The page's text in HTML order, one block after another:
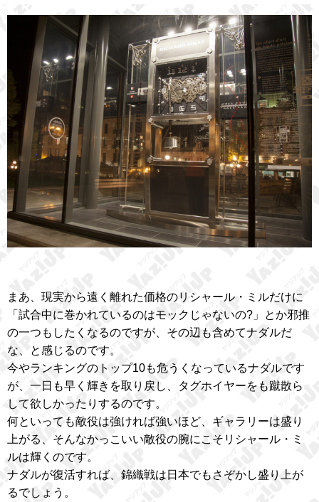
まあ、現実から遠く離れた価格のリシャール・ミルだけに
「試合中に巻かれているのはモックじゃないの?」とか邪推
の一つもしたくなるのですが、その辺も含めてナダルだ
な、と感じるのです。
今やランキングのトップ10も危うくなっているナダルです
が、一日も早く輝きを取り戻し、タグホイヤーをも蹴散ら
して欲しかったりするのです。
何といっても敵役は強ければ強いほど、ギャラリーは盛り
上がる、そんなかっこいい敵役の腕にこそリシャール・ミ
ルは輝くのです。
ナダルが復活すれば、錦織戦は日本でもさぞかし盛り上が
るでしょう。